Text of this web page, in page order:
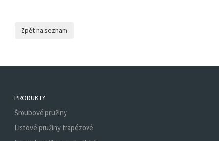
PRODUKTY
Šroubové pružiny
Listové pružiny trapézové